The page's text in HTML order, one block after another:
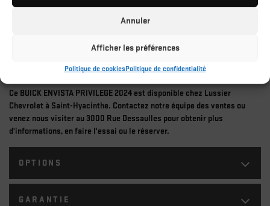
Annuler
Afficher les préférences
Politique de cookiesPolitique de confidentialité
COULEUR INTÉRIEUR: Autre (Autre)
KL47LAE29RB112572
Ce BUICK ENVISTA PRIVILEGE 2024 est disponible chez Lussier
Chevrolet à Saint-Hyacinthe. Contactez notre équipe des ventes ou
venez nous visiter au 3000 Rue Dessaulles pour obtenir plus
d'informations, en faire l'essai ou le réserver.
OPTIONS
GARANTIE